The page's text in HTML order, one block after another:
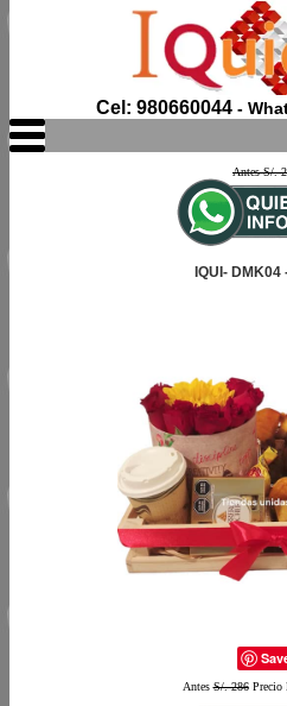
Cel: 980660044-
Antes S/.
IQUI- DMK04
AntesS/. 286Precio